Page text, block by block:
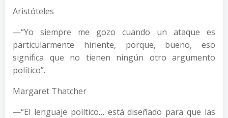
Aristóteles
—“Yo siempre me gozo cuando un ataque es
particularmente hiriente, porque, bueno, eso
significa que no tienen ningún otro argumento
político”.
Margaret Thatcher
—“El lenguaje político… está diseñado para que las